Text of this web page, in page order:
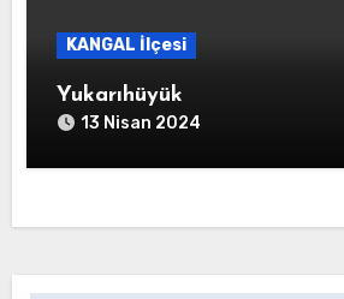
KANGAL İlçesi
Yukarıhüyük
13 Nisan 2024